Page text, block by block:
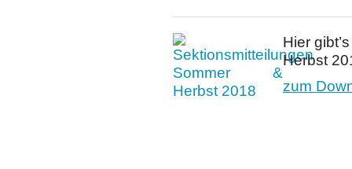
Hier
Herbst
zum